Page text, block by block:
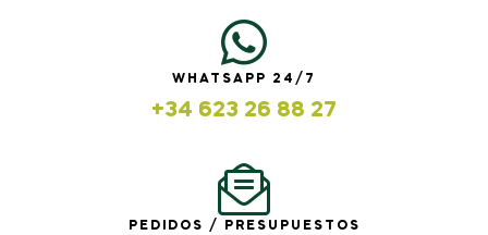
WHATSAPP 24/7
+34 623 26 88 27
PEDIDOS / PRESUPUESTOS